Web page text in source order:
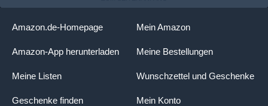
Mein Amazon
Meine Bestellungen
Wunschzettel und Geschenke
Mein Konto
Amazon.de-Homepage
Amazon-App herunterladen
Meine Listen
Geschenke finden